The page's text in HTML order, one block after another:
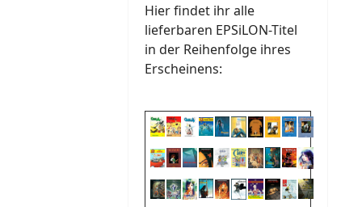
Hier findet ihr alle
lieferbaren EPSiLON-Titel
in der Reihenfolge ihres
Erscheinens: